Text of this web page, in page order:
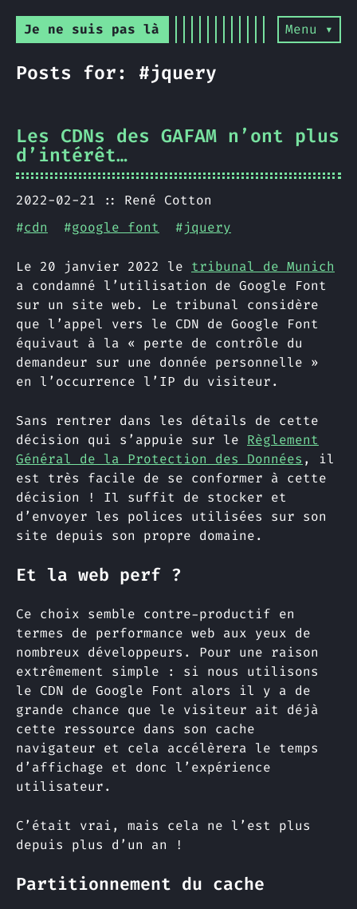
Je ne suis pas là Menu ▾
Posts for: #jquery
Les CDNs des GAFAM n’ont plus
d’intérêt…
2022-02-21
René Cotton
#cdn #google font #jquery
Le 20 janvier 2022 le tribunal de Munich
a condamné l’utilisation de Google Font
sur un site web. Le tribunal considère
que l’appel vers le CDN de Google Font
équivaut à la « perte de contrôle du
demandeur sur une donnée personnelle »
en l’occurrence l’IP du visiteur.
Sans rentrer dans les détails de cette
décision qui s’appuie sur le Règlement
Général de la Protection des Données , il
est très facile de se conformer à cette
décision ! Il suffit de stocker et
d’envoyer les polices utilisées sur son
site depuis son propre domaine.
Et la web perf ?
Ce choix semble contre-productif en
termes de performance web aux yeux de
nombreux développeurs. Pour une raison
extrêmement simple : si nous utilisons
le CDN de Google Font alors il y a de
grande chance que le visiteur ait déjà
cette ressource dans son cache
navigateur et cela accélèrera le temps
d’affichage et donc l’expérience
utilisateur.
C’était vrai, mais cela ne l’est plus
depuis plus d’un an !
Partitionnement du cache